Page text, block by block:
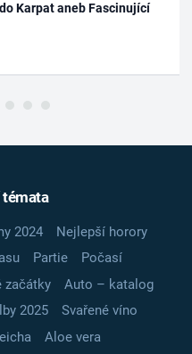
Karpat aneb Fascinující
2024
Nejlepší horory
Partie
Počasí
začátky
Auto – katalog
2025
Svařené víno
Aloe vera